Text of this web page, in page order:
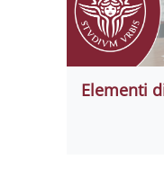
Elementi